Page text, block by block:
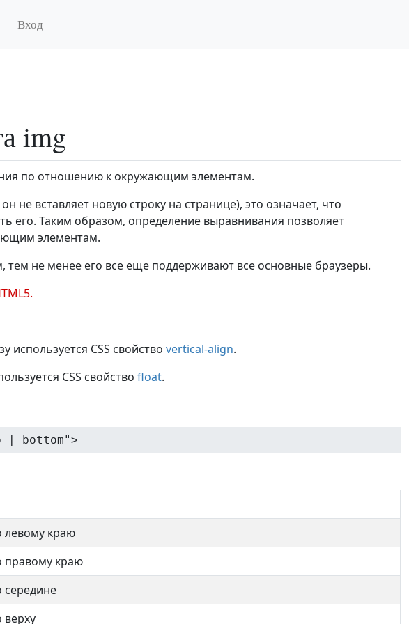
Вход
img
по отношению к окружающим элементам.
не вставляет новую строку на странице), это означает, что
его. Таким образом, определение выравнивания позволяет
элементам.
тем не менее его все еще поддерживают все основные браузеры.
CSS свойство vertical-align.
CSS свойство float.
bottom">
левому краю
правому краю